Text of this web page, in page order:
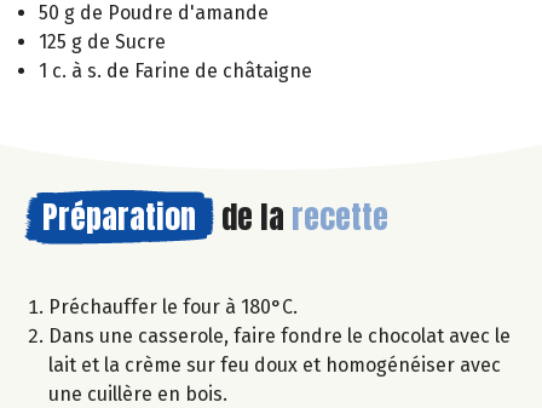
50 g de Poudre d'amande
125 g de Sucre
1 c. à s. de Farine de châtaigne
Préparation de la recette
Préchauffer le four à 180°C.
Dans une casserole, faire fondre le chocolat avec le
lait et la crème sur feu doux et homogénéiser avec
une cuillère en bois.